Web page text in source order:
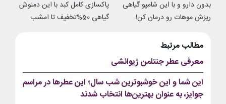
بدون دارو و با این شامپو گیاهی
ریزش موهات رو درمان کن!
پاکسازی کامل کبد با این دمنوش
گیاهی 50%تخفیف تا امشب
مطالب مرتبط
معرفی عطر جنتلمن ژیوانشی
این شما و این خوشبوترین شب سال؛ این عطرها در مراسم
جوایز، به عنوان بهترین‌ها انتخاب شدند